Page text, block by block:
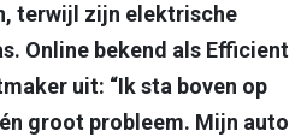
terwijl zijn elektrische
Online bekend als Efficient
uit: “Ik sta boven op
groot probleem. Mijn auto